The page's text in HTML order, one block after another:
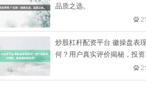
品质之选。
炒股杠杆配资平台 徽操盘表
何？用户真实评价揭秘，投资